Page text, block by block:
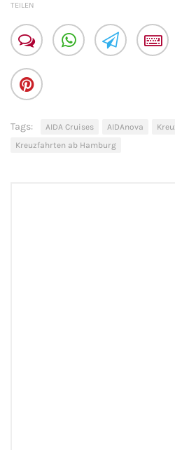
TEILEN
Tags: AIDA Cruises AIDAnova
Kreuzfahrten ab Hamburg